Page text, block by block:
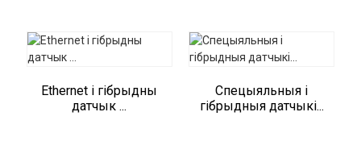
Ethernet і гібрыдны
датчык ...
Спецыяльныя і
гібрыдныя датчыкі...